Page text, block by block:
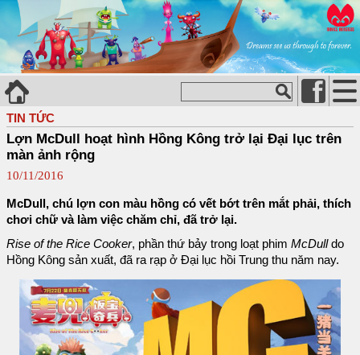
TIN TỨC
Lợn McDull hoạt hình Hồng Kông trở lại Đại lục trên
màn ảnh rộng
10/11/2016
McDull, chú lợn con màu hồng có vết bớt trên mắt phải, thích
chơi chữ và làm việc chăm chỉ, đã trở lại.
Rise of the Rice Cooker, phần thứ bảy trong loạt phim McDulldo
Hồng Kông sản xuất, đã ra rạp ở Đại lục hồi Trung thu năm nay.